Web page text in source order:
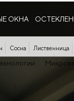
ОКНА
Сосна Лиственница
алюминиевые